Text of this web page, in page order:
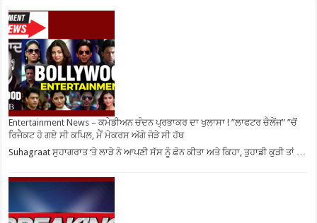
Entertainment News – ਕਮੇਡੀਅਨ ਚੰਦਨ ਪ੍ਰਭਾਕਰ ਦਾ ਖੁਲਾਸਾ ! ”ਲਾਫਟਰ ਚੈਲੇਂਜ” ”ਚੋਂ
ਰਿਜੈਕਟ ਹੋ ਗਏ ਸੀ ਕਪਿਲ, ਮੈਂ ਮੇਕਰਸ ਅੱਗੇ ਜੋੜੇ ਸੀ ਹੱਥ
Suhagraat ਸੁਹਾਗਰਾਤ ‘ਤੇ ਲਾੜੇ ਨੇ ਆਪਣੀ ਸੱਸ ਨੂੰ ਫ਼ੋਨ ਕੀਤਾ ਅਤੇ ਕਿਹਾ, ਤੁਹਾਡੀ ਕੁੜੀ ਤਾਂ …